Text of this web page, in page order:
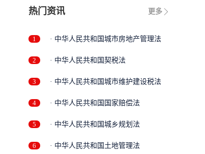
更多
热门资讯
1 · 中华人民共和国城市房地产管理法
2 · 中华人民共和国契税法
3 · 中华人民共和国城市维护建设税法
4 · 中华人民共和国国家赔偿法
5 · 中华人民共和国城乡规划法
6 · 中华人民共和国土地管理法